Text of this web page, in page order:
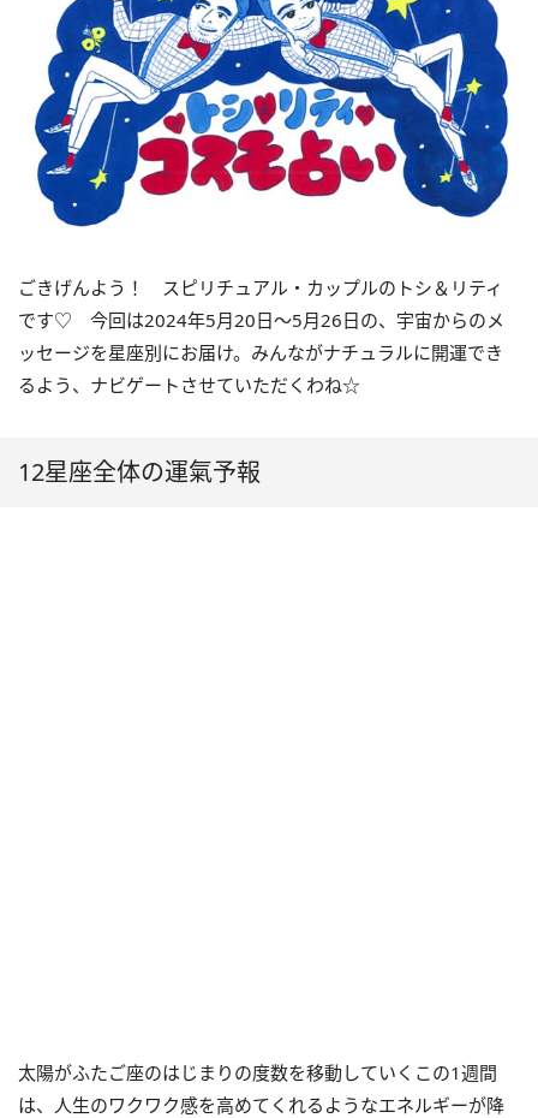
ごきげんよう！ スピリチュアル・カップルのトシ＆リティ
です♡ 今回は2024年5月20日〜5月26日の、宇宙からのメ
ッセージを星座別にお届け。みんながナチュラルに開運でき
るよう、ナビゲートさせていただくわね☆
12星座全体の運氣予報
太陽がふたご座のはじまりの度数を移動していくこの1週間
は、人生のワクワク感を高めてくれるようなエネルギーが降